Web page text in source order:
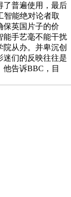
了普遍使用，最后
智能绝对论者取
保英国片子的价
能手艺毫不能干扰
从办。并卑沉创
迷们的反映往往是
告诉BBC，目